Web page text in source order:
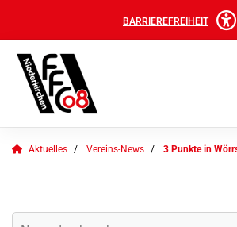
BARRIEREFREIHEIT
Aktuelles Vereins-News 3 Punkte in